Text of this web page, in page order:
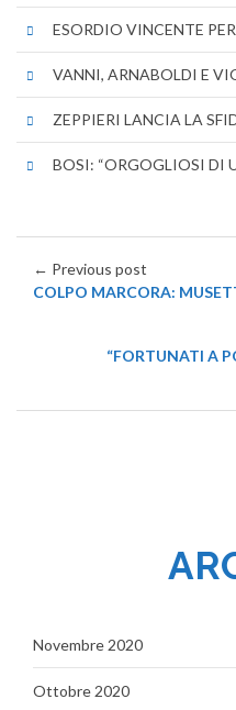
ESORDIO VINCENTE
VANNI, ARNABOLDI E
ZEPPIERI LANCIA LA
BOSI: “ORGOGLIOSI DI
← Previous post
COLPO MARCORA:
“FORTUNATI A
Novembre 2020
Ottobre 2020